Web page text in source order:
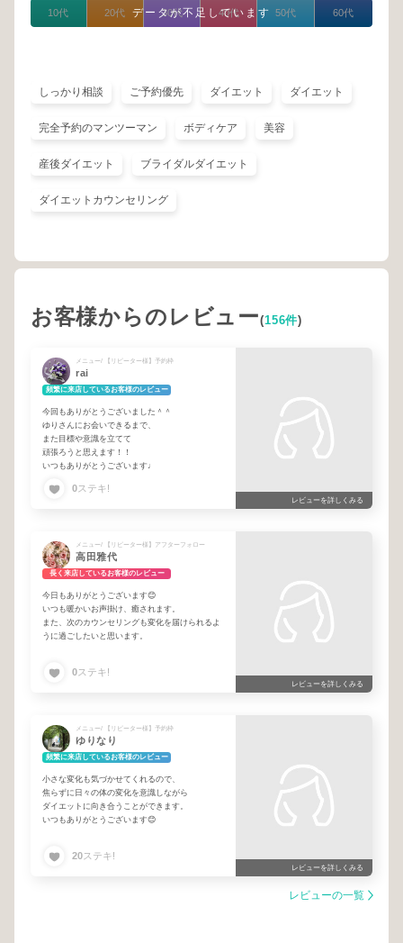
データが不足しています
10代 20代 30代 40代 50代 60代
しっかり相談 ご予約優先 ダイエット ダイエット
完全予約のマンツーマン ボディケア 美容
産後ダイエット ブライダルダイエット
ダイエットカウンセリング
お客様からのレビュー(156件)
メニュー/ 【リピーター様】予約枠
rai
頻繁に来店しているお客様のレビュー
今回もありがとうございました＾＾
ゆりさんにお会いできるまで、
また目標や意識を立てて
頑張ろうと思えます！！
いつもありがとうございます♩
0ステキ!
レビューを詳しくみる
メニュー/ 【リピーター様】アフターフォロー
高田雅代
長く来店しているお客様のレビュー
今日もありがとうございます😊
いつも暖かいお声掛け、癒されます。
また、次のカウンセリングも変化を届けられるよ
うに過ごしたいと思います。
0ステキ!
レビューを詳しくみる
メニュー/ 【リピーター様】予約枠
ゆりなり
頻繁に来店しているお客様のレビュー
小さな変化も気づかせてくれるので、
焦らずに日々の体の変化を意識しながら
ダイエットに向き合うことができます。
いつもありがとうございます😊
20ステキ!
レビューを詳しくみる
レビューの一覧